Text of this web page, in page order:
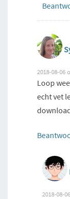
2018-08-06
Loop
echt vet
2018-08-